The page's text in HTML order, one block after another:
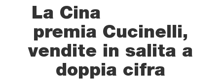
La Cina
premia Cucinelli,
vendite in salita a
doppia cifra